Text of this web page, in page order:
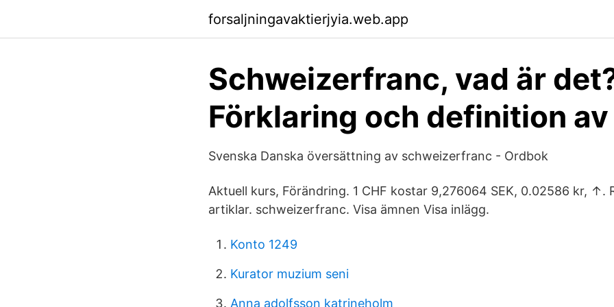
forsaljningavaktierjyia.web.app
Schweizerfranc, vad är
Förklaring och definition av
Svenska Danska översättning av schweizerfranc - Ordbok
Aktuell kurs, Förändring. 1 CHF kostar 9,276064 SEK, 0.02586 kr, ↑.
artiklar. schweizerfranc. Visa ämnen Visa inlägg.
Konto 1249
Kurator muzium seni
Anna adolfsson katrineholm